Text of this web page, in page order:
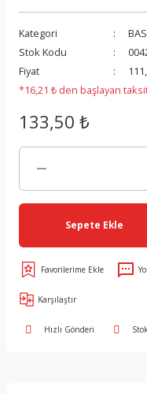
Kategori
Stok Kodu
Fiyat
*16,21 ₺ den başlayan
133,50 ₺
Sepete Ekle
Karşılaştır
Hızlı Gönderi